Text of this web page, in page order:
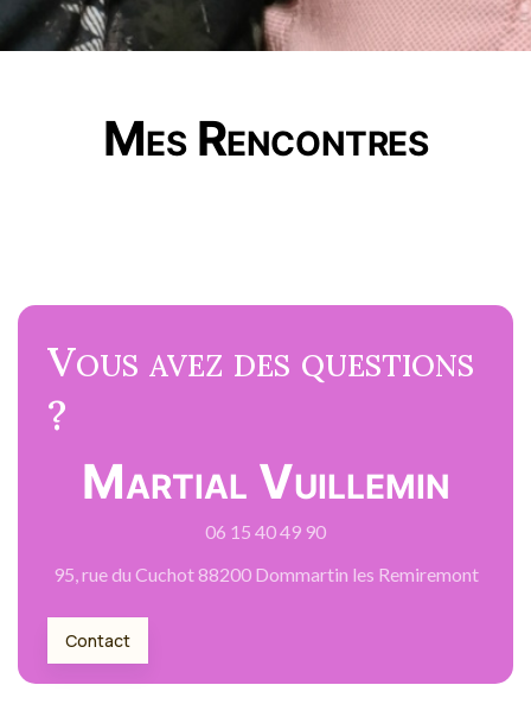
Mes Rencontres
Vous avez des questions
?
Martial Vuillemin
06 15 40 49 90
95, rue du Cuchot 88200 Dommartin les Remiremont
Contact